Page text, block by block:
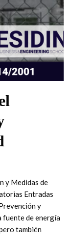
y Medidas de
Entradas
y
fuente de energía
también